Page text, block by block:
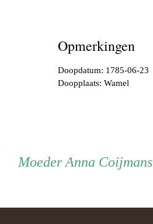
Opmerkingen
Doopdatum: 1785-06-23
Doopplaats: Wamel
Moeder Moeder
Anna Coijmans